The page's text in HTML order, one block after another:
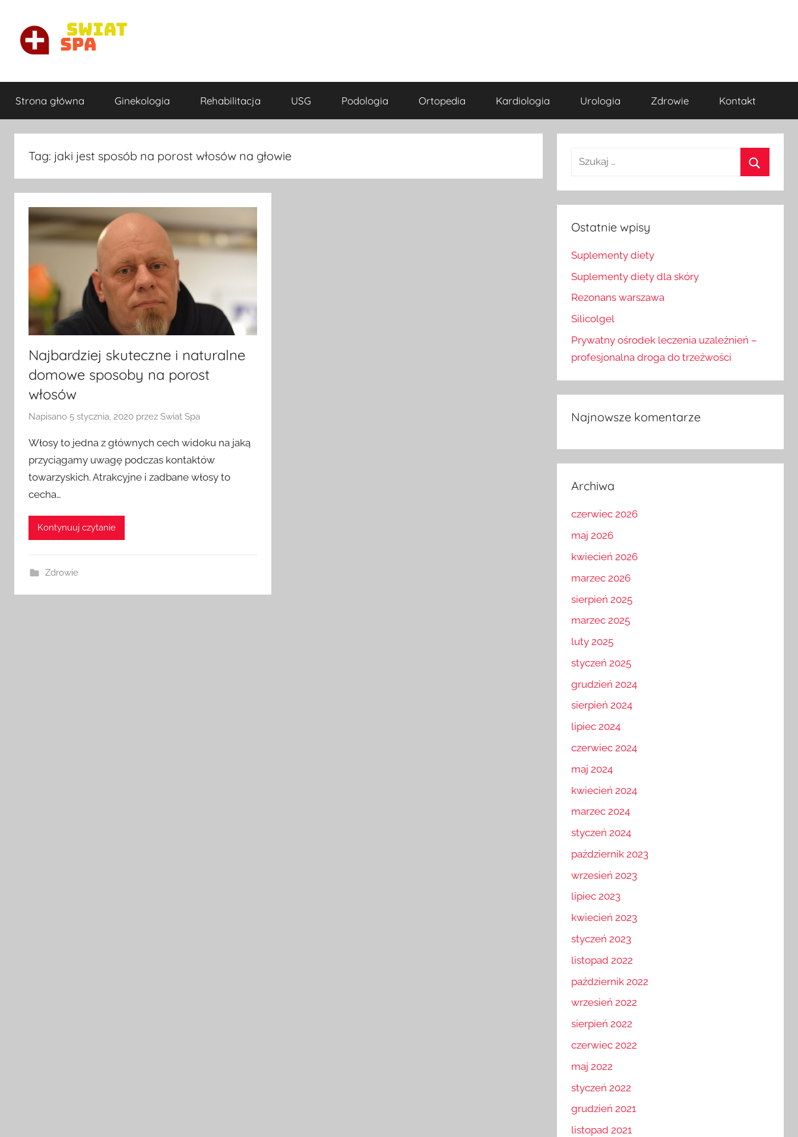
treści
Ortopeda
Warszawa
ortopeda
prywatnie
Strona główna Ginekologia Rehabilitacja USG Podologia Ortopedia Kardiologia Urologia Zdrowie Kontakt
Tag: jaki jest sposób na porost włosów na głowie
Najbardziej skuteczne i naturalne
domowe sposoby na porost
włosów
Napisano 5 stycznia, 2020 przez Swiat Spa
Włosy to jedna z głównych cech widoku na jaką
przyciągamy uwagę podczas kontaktów
towarzyskich. Atrakcyjne i zadbane włosy to
cecha…
Kontynuuj czytanie
Zdrowie
Szukaj
Ostatnie wpisy
Suplementy diety
Suplementy diety dla skóry
Rezonans warszawa
Silicolgel
Prywatny ośrodek leczenia uzależnień –
profesjonalna droga do trzeźwości
Najnowsze komentarze
Archiwa
czerwiec 2026
maj 2026
kwiecień 2026
marzec 2026
sierpień 2025
marzec 2025
luty 2025
styczeń 2025
grudzień 2024
sierpień 2024
lipiec 2024
czerwiec 2024
maj 2024
kwiecień 2024
marzec 2024
styczeń 2024
październik 2023
wrzesień 2023
lipiec 2023
kwiecień 2023
styczeń 2023
listopad 2022
październik 2022
wrzesień 2022
sierpień 2022
czerwiec 2022
maj 2022
styczeń 2022
grudzień 2021
listopad 2021